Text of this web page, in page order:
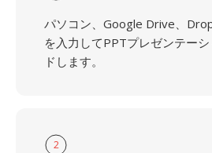
パソコン、Google Drive、
を入力してPPTプレゼンテー
ドします。
2